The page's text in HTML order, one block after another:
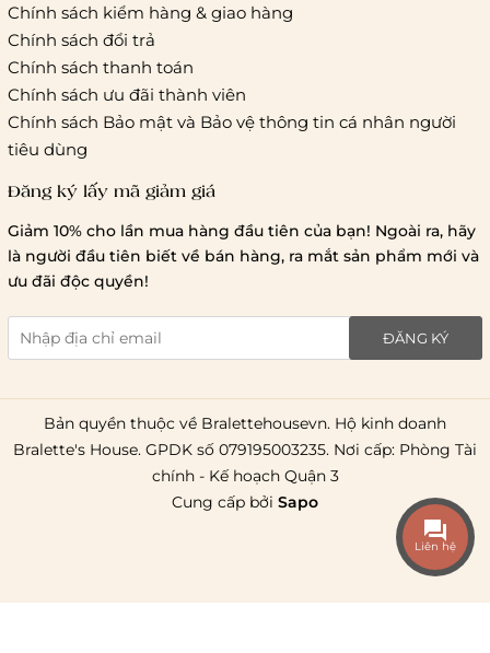
Thời gian giao hàng
Hồ Chí Minh:
Hà Nội và các tỉnh thành khá
Lưu ý chung về chính sách vận chuyển
1 triệu đồng
giao hàng trong ngày
giao hàng tiêu chuẩn
miễn phí ship
toàn quốc.
Chính sách kiểm hàng & giao hàng
Chính sách đổi trả
Chính sách thanh toán
Chính sách ưu đãi thành viên
Chính sách Bảo mật và Bảo vệ thông tin cá nhân người
tiêu dùng
Đăng ký lấy mã giảm giá
Giảm 10% cho lần mua hàng đầu tiên của bạn! Ngoài ra, hãy
là người đầu tiên biết về bán hàng, ra mắt sản phẩm mới và
ưu đãi độc quyền!
ĐĂNG KÝ
Bản quyền thuộc về Bralettehousevn. Hộ kinh doanh
Bralette's House. GPDK số 079195003235. Nơi cấp: Phòng Tài
chính - Kế hoạch Quận 3
Cung cấp bởi Sapo
Liên hệ